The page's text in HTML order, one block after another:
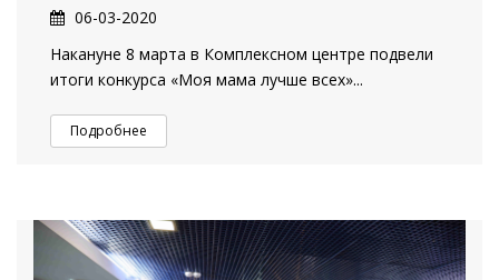
06-03-2020
Накануне 8 марта в Комплексном центре подвели
итоги конкурса «Моя мама лучше всех»...
Подробнее